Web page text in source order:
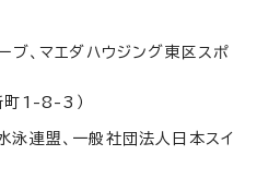
ブ、マエダハウジング東区スポ
町1-8-3）
連盟、一般社団法人日本スイ